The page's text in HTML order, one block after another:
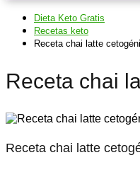
Dieta Keto Gratis
Recetas keto
Receta chai latte
Receta chai
Receta chai latte